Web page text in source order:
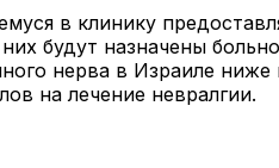
в клинику
будут назначены
нерва в Израиле
на лечение невралгии.